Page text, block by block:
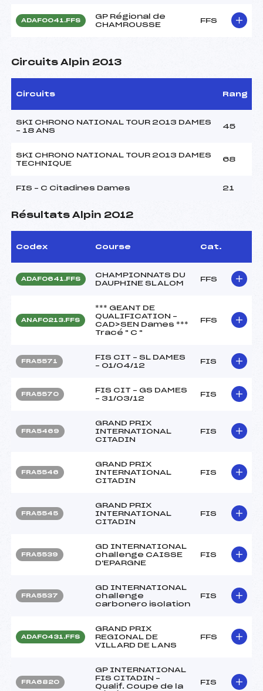
ADAF0041.FFS
GP Régional de
CHAMROUSSE
FFS
Circuits Alpin 2013
Circuits Rang
SKI CHRONO NATIONAL TOUR 2013 DAMES
– 18 ANS
45
SKI CHRONO NATIONAL TOUR 2013 DAMES
TECHNIQUE
68
FIS – C Citadines Dames 21
Résultats Alpin 2012
Codex Course Cat.
ADAF0641.FFS
CHAMPIONNATS DU
DAUPHINE SLALOM
FFS
ANAF0213.FFS
*** GEANT DE
QUALIFICATION –
CAD>SEN Dames ***
Tracé " C "
FFS
FRA5571
FIS CIT – SL DAMES
– 01/04/12
FIS
FRA5570
FIS CIT – GS DAMES
– 31/03/12
FIS
FRA5469
GRAND PRIX
INTERNATIONAL
CITADIN
FIS
FRA5546
GRAND PRIX
INTERNATIONAL
CITADIN
FIS
FRA5545
GRAND PRIX
INTERNATIONAL
CITADIN
FIS
FRA5539
GD INTERNATIONAL
challenge CAISSE
D'EPARGNE
FIS
FRA5537
GD INTERNATIONAL
challenge
carbonero isolation
FIS
ADAF0431.FFS
GRAND PRIX
REGIONAL DE
VILLARD DE LANS
FFS
FRA6820
GP INTERNATIONAL
FIS CITADIN –
Qualif. Coupe de la
FIS